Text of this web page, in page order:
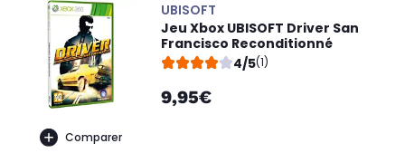
Comparer
UBISOFT
Jeu Xbox UBISOFT Driver San
Francisco Reconditionné
4/5(1)
9,95€